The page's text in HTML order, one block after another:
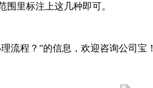
围里标注上这几种即可。
流程？”的信息，欢迎咨询公司宝！